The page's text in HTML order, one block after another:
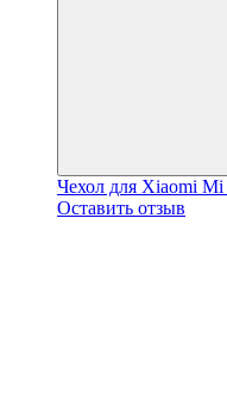
Чехол для Xiaomi
Оставить отзыв